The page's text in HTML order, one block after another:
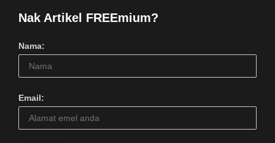
Nak Artikel FREEmium?
Nama:
Email: